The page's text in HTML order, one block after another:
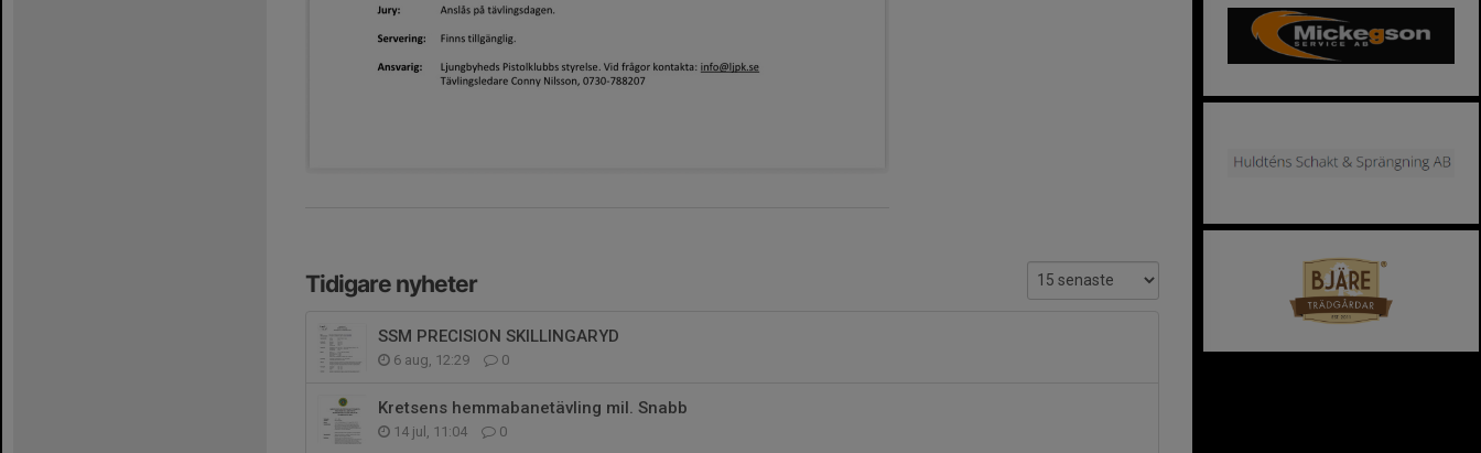
Tidigare nyheter
SSM PRECISION SKILLINGARYD
6 aug, 12:29 0
Kretsens hemmabanetävling mil. Snabb
14 jul, 11:04 0